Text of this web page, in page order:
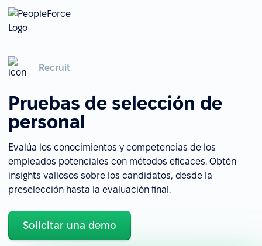
Recruit
Pruebas de selección de
personal
Evalúa los conocimientos y competencias de los
empleados potenciales con métodos eficaces. Obtén
insights valiosos sobre los candidatos, desde la
preselección hasta la evaluación final.
Solicitar una demo